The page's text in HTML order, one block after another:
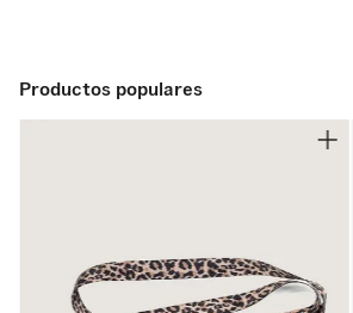
Estos calcetines elevan tu look
limpio y funcional. Confeccionados
cuentan con un ajuste cómodo y el logo
sobre el tobillo, aportando ese toque
- Logo Vans en jacquard sobre el tobillo
Productos populares